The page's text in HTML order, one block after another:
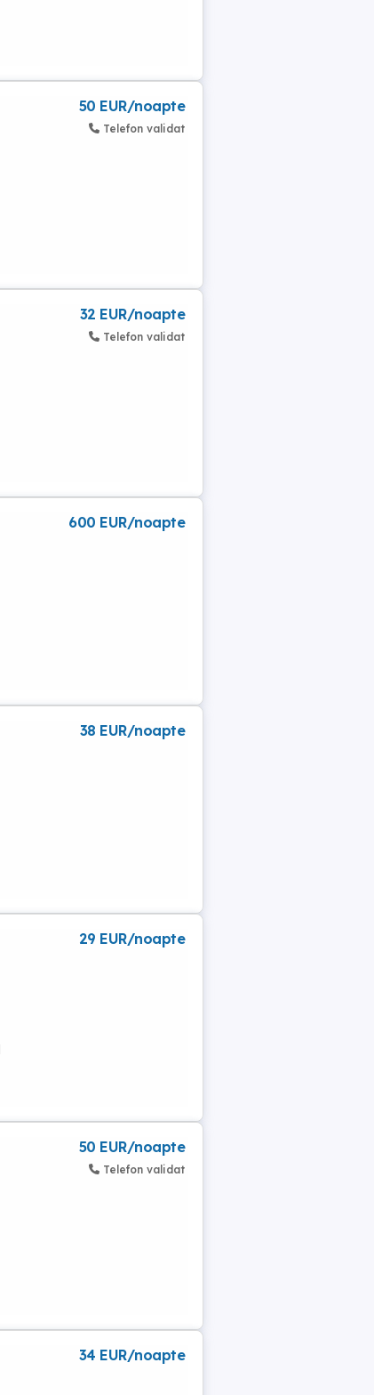
50 EUR/noapte
Telefon validat
32 EUR/noapte
Telefon validat
600 EUR/noapte
38 EUR/noapte
29 EUR/noapte
50 EUR/noapte
Telefon validat
34 EUR/noapte